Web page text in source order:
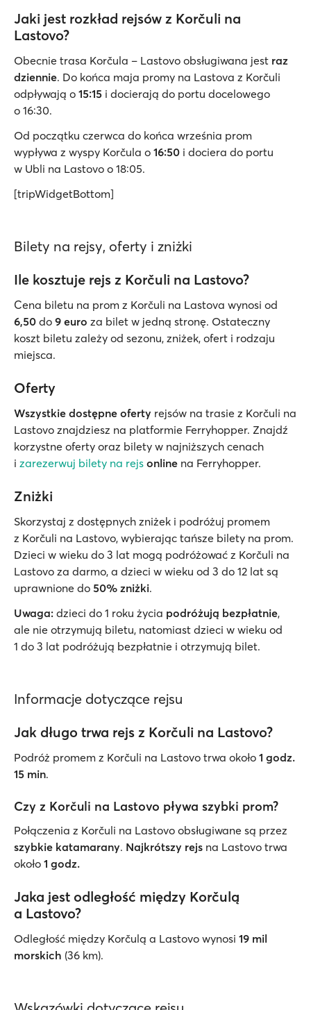
Jaki jest rozkład rejsów z Korčuli na
Lastovo?
Obecnie trasa Korčula – Lastovo obsługiwana jest raz
dziennie. Do końca maja promy na Lastova z Korčuli
odpływają o 15:15 i docierają do portu docelowego
o 16:30.
Od początku czerwca do końca września prom
wypływa z wyspy Korčula o 16:50 i dociera do portu
w Ubli na Lastovo o 18:05.
[tripWidgetBottom]
Bilety na rejsy, oferty i zniżki
Ile kosztuje rejs z Korčuli na Lastovo?
Cena biletu na prom z Korčuli na Lastova wynosi od
6,50 do 9 euro za bilet w jedną stronę. Ostateczny
koszt biletu zależy od sezonu, zniżek, ofert i rodzaju
miejsca.
Oferty
Wszystkie dostępne oferty rejsów na trasie z Korčuli na
Lastovo znajdziesz na platformie Ferryhopper. Znajdź
korzystne oferty oraz bilety w najniższych cenach
i zarezerwuj bilety na rejs online na Ferryhopper.
Zniżki
Skorzystaj z dostępnych zniżek i podróżuj promem
z Korčuli na Lastovo, wybierając tańsze bilety na prom.
Dzieci w wieku do 3 lat mogą podróżować z Korčuli na
Lastovo za darmo, a dzieci w wieku od 3 do 12 lat są
uprawnione do 50% zniżki.
Uwaga: dzieci do 1 roku życia podróżują bezpłatnie,
ale nie otrzymują biletu, natomiast dzieci w wieku od
1 do 3 lat podróżują bezpłatnie i otrzymują bilet.
Informacje dotyczące rejsu
Jak długo trwa rejs z Korčuli na Lastovo?
Podróż promem z Korčuli na Lastovo trwa około 1 godz.
15 min.
Czy z Korčuli na Lastovo pływa szybki prom?
Połączenia z Korčuli na Lastovo obsługiwane są przez
szybkie katamarany. Najkrótszy rejs na Lastovo trwa
około 1 godz.
Jaka jest odległość między Korčulą
a Lastovo?
Odległość między Korčulą a Lastovo wynosi 19 mil
morskich (36 km).